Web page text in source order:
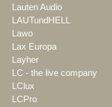
Lauten Audio
LAUTundHELL
Lawo
Lax Europa
Layher
LC - the live company
LClux
LCPro